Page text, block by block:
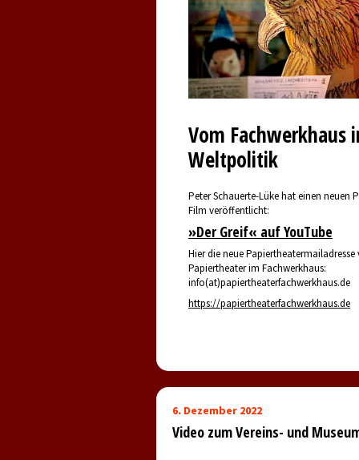
Vom Fachwerkhaus
Weltpolitik
Peter Schauerte-Lüke hat einen neuen
Film veröffentlicht:
»Der Greif« auf YouTube
Hier die neue
Papiertheater im Fachwerkhaus:
info(at)papiertheaterfachwerkhaus.de
https://papiertheaterfachwerkhaus.de
6. Dezember 2022
Video zum Vereins- und